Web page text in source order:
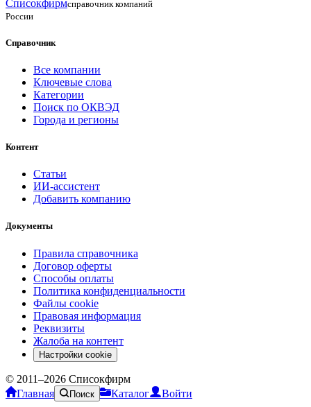
Списокфирмсправочник компаний
России
Справочник
Все компании
Ключевые слова
Категории
Поиск по ОКВЭД
Города и регионы
Контент
Статьи
ИИ-ассистент
Добавить компанию
Документы
Правила справочника
Договор оферты
Способы оплаты
Политика конфиденциальности
Файлы cookie
Правовая информация
Реквизиты
Жалоба на контент
Настройки cookie
© 2011–2026 Списокфирм
Главная
Поиск Каталог Войти